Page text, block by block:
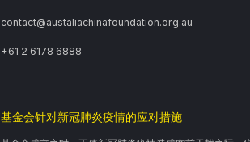
contact@austaliachinafoundation.org.au
+61 2 6178 6888
基金会针对新冠肺炎疫情的应对措施